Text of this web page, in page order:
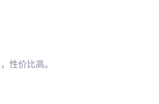
性价比高。